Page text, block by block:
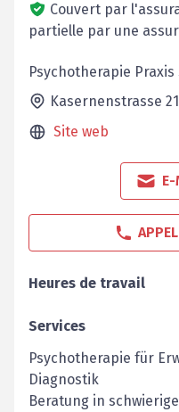
Couvert par
partielle par une
Psychotherapie
Kasernenstrasse
Site web
E-
Heures de travail
Services
Psychotherapie für
Diagnostik
Beratung in